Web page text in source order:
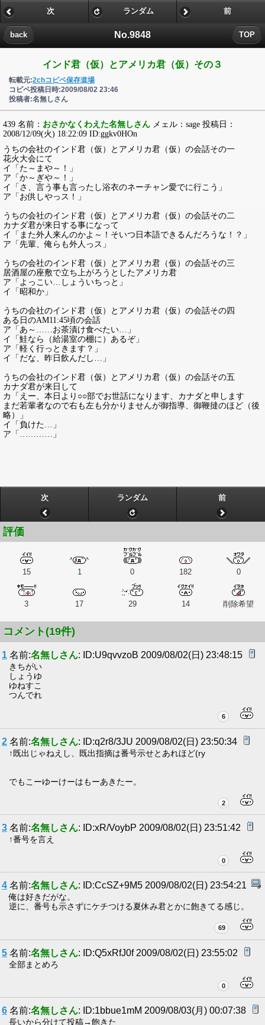
No.9848
back TOP
次 ランダム 前
インド君（仮）とアメリカ君（仮）その３
転載元:2chコピペ保存道場
コピペ投稿日時:2009/08/02 23:46
投稿者:名無しさん
439 名前： おさかなくわえた名無しさん メェル：sage 投稿日：
2008/12/09(火) 18:22:09 ID:ggkv0HOn
うちの会社のインド君（仮）とアメリカ君（仮）の会話その一
花火大会にて
イ「た～まや～！」
ア「か～ぎや～！」
イ「さ、言う事も言ったし浴衣のネーチャン愛でに行こう」
ア「お供しやっス！」
うちの会社のインド君（仮）とアメリカ君（仮）の会話その二
カナダ君が来日する事になって
イ「また外人来んのかよ～！そいつ日本語できるんだろうな！？」
ア「先輩、俺らも外人っス」
うちの会社のインド君（仮）とアメリカ君（仮）の会話その三
居酒屋の座敷で立ち上がろうとしたアメリカ君
ア「よっこい…しょういちっと」
イ「昭和か」
うちの会社のインド君（仮）とアメリカ君（仮）の会話その四
ある日のAM11:45頃の会話
ア「あ～……お茶漬け食べたい…」
イ「鮭なら（給湯室の棚に）あるぞ」
ア「軽く行っときます？」
イ「だな、昨日飲んだし…」
うちの会社のインド君（仮）とアメリカ君（仮）の会話その五
カナダ君が来日して
カ「えー、本日より○○部でお世話になります、カナダと申します
まだ若輩者なので右も左も分かりませんが御指導、御鞭撻のほど（後
略）」
イ「負けた…」
ア「…………」
次 ランダム 前
評価
15 1 0 182 0
3 17 29 14 削除希望
コメント(19件)
1 名前:名無しさん: ID:U9qvvzoB 2009/08/02(日) 23:48:15
きちがい
しょうゆ
ゆねすこ
つんでれ
6
2 名前:名無しさん: ID:q2r8/3JU 2009/08/02(日) 23:50:34
↑既出じゃねえし、既出指摘は番号示せとあれほど(ry
でもこーゆーけーはもーあきたー。
2
3 名前:名無しさん: ID:xR/VoybP 2009/08/02(日) 23:51:42
↑番号を言え
0
4 名前:名無しさん: ID:CcSZ+9M5 2009/08/02(日) 23:54:21
俺は好きだがな。
逆に、番号も示さずにケチつける夏休み君とかに飽きてる感じ。
69
5 名前:名無しさん: ID:Q5xRfJ0f 2009/08/02(日) 23:55:02
全部まとめろ
0
6 名前:名無しさん: ID:1bbue1mM 2009/08/03(月) 00:07:38
長いから分けて投稿→飽きた